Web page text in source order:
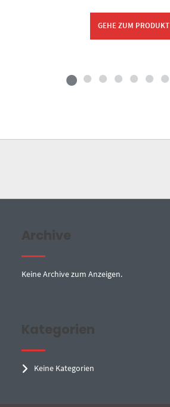
GEHE ZUM PRODUKT
Archive
Keine Archive zum Anzeigen.
Kategorien
Keine Kategorien